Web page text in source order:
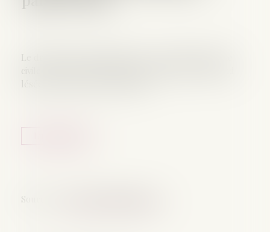
Source :
Le droit de porter plainte et de se constituer partie
civile est réservé à la seule personne qui se prétend